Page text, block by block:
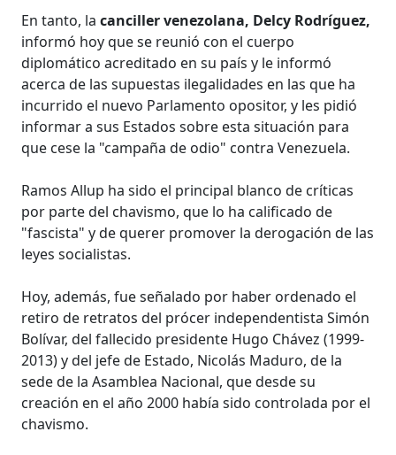
En tanto, lacanciller venezolana, Delcy Rodríguez,
informó hoy que se reunió con el cuerpo
diplomático acreditado en su país y le informó
acerca de las supuestas ilegalidades en las que ha
incurrido el nuevo Parlamento opositor, y les pidió
informar a sus Estados sobre esta situación para
que cese la "campaña de odio" contra Venezuela.
Ramos Allup ha sido el principal blanco de críticas
por parte del chavismo, que lo ha calificado de
"fascista" y de querer promover la derogación de las
leyes socialistas.
Hoy, además, fue señalado por haber ordenado el
retiro de retratos del prócer independentista Simón
Bolívar, del fallecido presidente Hugo Chávez (1999-
2013) y del jefe de Estado, Nicolás Maduro, de la
sede de la Asamblea Nacional, que desde su
creación en el año 2000 había sido controlada por el
chavismo.